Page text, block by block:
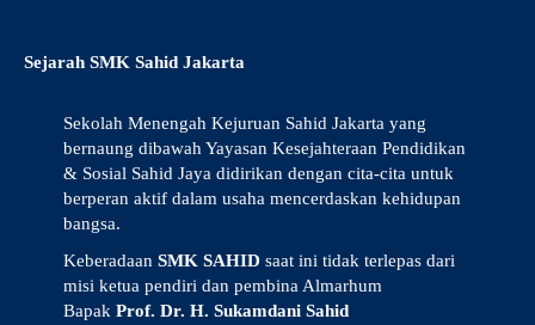
Sejarah SMK Sahid Jakarta
Sekolah Menengah Kejuruan Sahid Jakarta yang
bernaung dibawah Yayasan Kesejahteraan Pendidikan
& Sosial Sahid Jaya didirikan dengan cita-cita untuk
berperan aktif dalam usaha mencerdaskan kehidupan
bangsa.
Keberadaan SMK SAHID saat ini tidak terlepas dari
misi ketua pendiri dan pembina Almarhum
Bapak Prof. Dr. H. Sukamdani Sahid